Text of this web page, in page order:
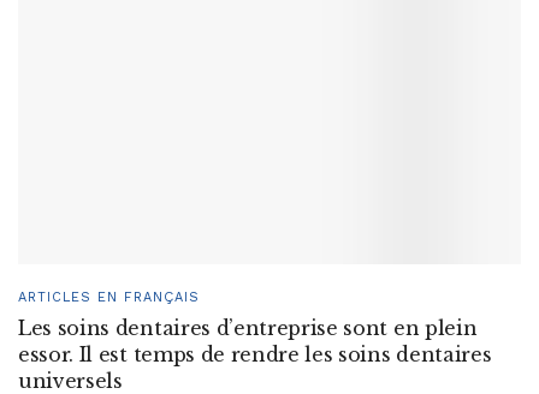
ARTICLES EN FRANÇAIS
Les soins dentaires d’entreprise sont en plein
essor. Il est temps de rendre les soins dentaires
universels